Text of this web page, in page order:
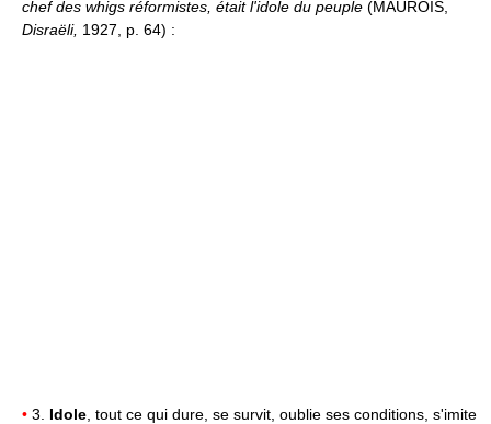
chef des whigs réformistes, était l'idole du peuple (MAUROIS,
Disraëli, 1927, p. 64) :
• 3. Idole , tout ce qui dure, se survit, oublie ses conditions, s'imite